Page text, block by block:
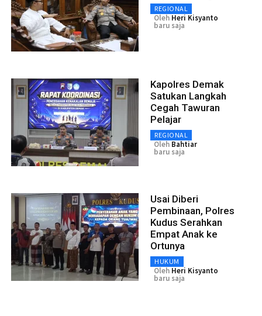
REGIONAL
Oleh Heri Kisyanto
baru saja
Kapolres Demak
Satukan Langkah
Cegah Tawuran
Pelajar
REGIONAL
Oleh Bahtiar
baru saja
Usai Diberi
Pembinaan, Polres
Kudus Serahkan
Empat Anak ke
Ortunya
HUKUM
Oleh Heri Kisyanto
baru saja